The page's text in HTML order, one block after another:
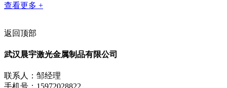
查看更多 +
返回顶部
武汉晨宇激光金属制品有限公司
联系人：邹经理